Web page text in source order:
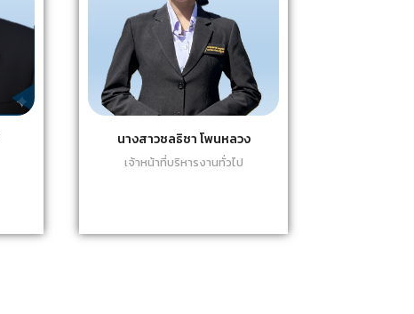
นางสาวชลธิชา โพนหลวง
เจ้าหน้าที่บริหารงานทั่วไป